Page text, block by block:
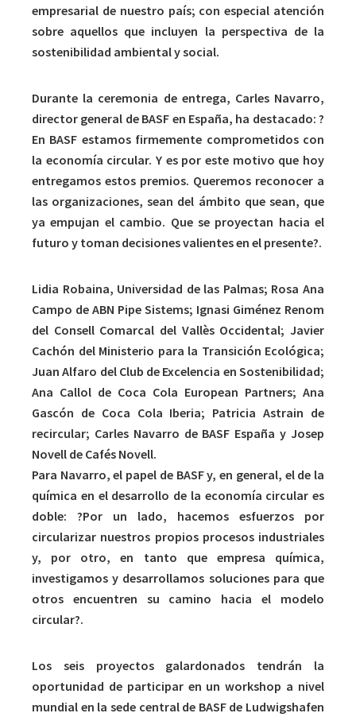
empresarial de nuestro país; con especial atención
sobre aquellos que incluyen la perspectiva de la
sostenibilidad ambiental y social.
Durante la ceremonia de entrega, Carles Navarro,
director general de BASF en España, ha destacado: ?
En BASF estamos firmemente comprometidos con
la economía circular. Y es por este motivo que hoy
entregamos estos premios. Queremos reconocer a
las organizaciones, sean del ámbito que sean, que
ya empujan el cambio. Que se proyectan hacia el
futuro y toman decisiones valientes en el presente?.
Lidia Robaina, Universidad de las Palmas; Rosa Ana
Campo de ABN Pipe Sistems; Ignasi Giménez Renom
del Consell Comarcal del Vallès Occidental; Javier
Cachón del Ministerio para la Transición Ecológica;
Juan Alfaro del Club de Excelencia en Sostenibilidad;
Ana Callol de Coca Cola European Partners; Ana
Gascón de Coca Cola Iberia; Patricia Astrain de
recircular; Carles Navarro de BASF España y Josep
Novell de Cafés Novell.
Para Navarro, el papel de BASF y, en general, el de la
química en el desarrollo de la economía circular es
doble: ?Por un lado, hacemos esfuerzos por
circularizar nuestros propios procesos industriales
y, por otro, en tanto que empresa química,
investigamos y desarrollamos soluciones para que
otros encuentren su camino hacia el modelo
circular?.
Los seis proyectos galardonados tendrán la
oportunidad de participar en un workshop a nivel
mundial en la sede central de BASF de Ludwigshafen